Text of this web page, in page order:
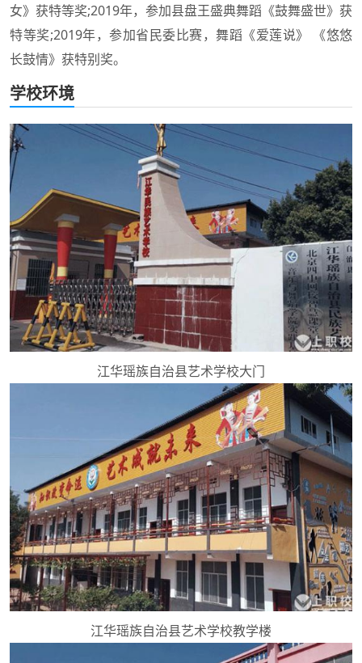
女》获特等奖;2019年，参加县盘王盛典舞蹈《鼓舞盛世》获
特等奖;2019年，参加省民委比赛，舞蹈《爱莲说》 《悠悠
长鼓情》获特别奖。
学校环境
江华瑶族自治县艺术学校大门
江华瑶族自治县艺术学校教学楼